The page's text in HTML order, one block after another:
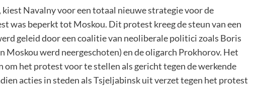
Navalny voor een totaal nieuwe strategie voor de
was beperkt tot Moskou. Dit protest kreeg de steun van een
geleid door een coalitie van neoliberale politici zoals Boris
Moskou werd neergeschoten) en de oligarch Prokhorov. Het
om het protest voor te stellen als gericht tegen de werkende
acties in steden als Tsjeljabinsk uit verzet tegen het protest